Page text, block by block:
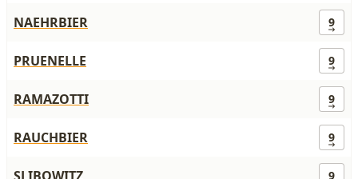
NAEHRBIER 9
PRUENELLE 9
RAMAZOTTI 9
RAUCHBIER 9
9